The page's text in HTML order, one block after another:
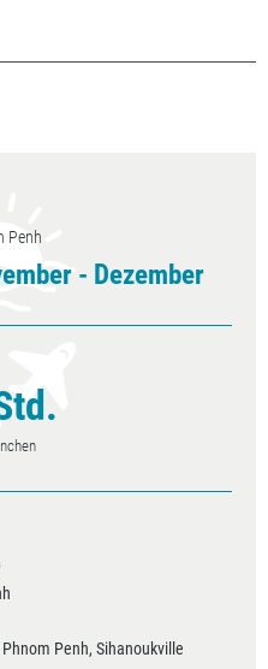
Penh
- Dezember
Penh, Sihanoukville